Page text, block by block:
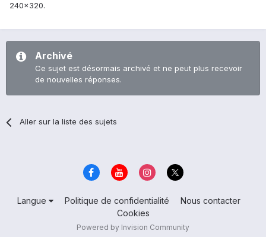
240x320.
Archivé
Ce sujet est désormais archivé et ne peut plus recevoir
de nouvelles réponses.
Aller sur la liste des sujets
Langue Politique de confidentialité
Nous contacter
Cookies
Powered by Invision Community